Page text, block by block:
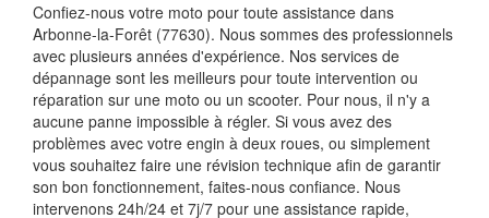
Confiez-nous votre moto pour toute assistance dans
Arbonne-la-Forêt (77630). Nous sommes des professionnels
avec plusieurs années d'expérience. Nos services de
dépannage sont les meilleurs pour toute intervention ou
réparation sur une moto ou un scooter. Pour nous, il n'y a
aucune panne impossible à régler. Si vous avez des
problèmes avec votre engin à deux roues, ou simplement
vous souhaitez faire une révision technique afin de garantir
son bon fonctionnement, faites-nous confiance. Nous
intervenons 24h/24 et 7j/7 pour une assistance rapide,